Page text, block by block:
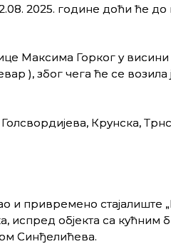
2025. године доћи ће
Максима Горког у
), због чега ће се возила
Крунска,
и привремено стајалиште
објекта са кућним
Синђелићева.